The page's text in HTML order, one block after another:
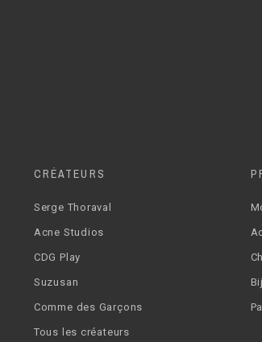
CRÉATEURS
Serge Thoraval
Acne Studios
CDG Play
Suzusan
Comme des Garçons
Tous les créateurs